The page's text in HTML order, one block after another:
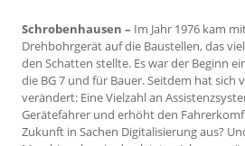
Schrobenhausen – Im Jahr 1976 kam
Drehbohrgerät auf die Baustellen, das
den Schatten stellte. Es war der Beginn
die BG 7 und für Bauer. Seitdem hat sich
verändert: Eine Vielzahl an
Gerätefahrer und erhöht den
Zukunft in Sachen Digitalisierung aus?